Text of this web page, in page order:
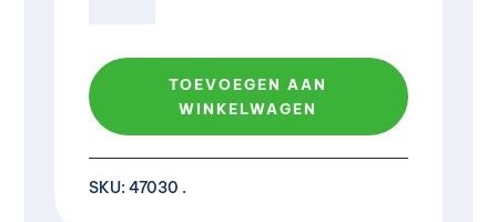
TOEVOEGEN AAN
WINKELWAGEN
t
SKU: 47030